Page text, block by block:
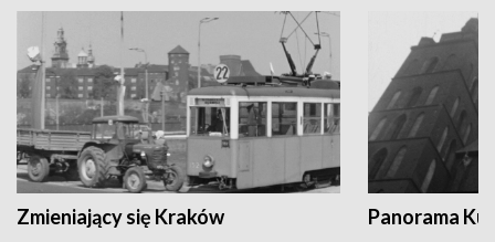
Zmieniający się Kraków Panorama